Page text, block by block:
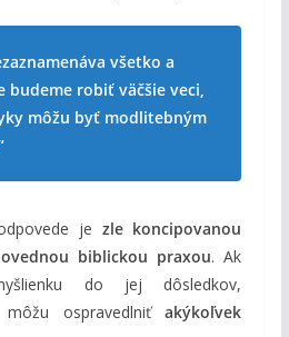
všetko a
budeme robiť väčšie veci,
môžu byť modlitebným
je zle koncipovanou
biblickou praxou. Ak
do jej dôsledkov,
môžu ospravedlniťakýkoľvek